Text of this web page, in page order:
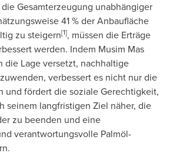
Gesamterzeugung unabhängiger
41 % der Anbaufläche
zu steigern[1], müssen die Erträge
werden. Indem Musim Mas
die Lage versetzt, nachhaltige
verbessert es nicht nur die
und fördert die soziale Gerechtigkeit,
seinem langfristigen Ziel näher, die
zu beenden und eine
verantwortungsvolle Palmöl-